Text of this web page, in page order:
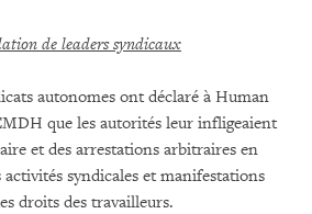
de leaders syndicaux
autonomes ont déclaré à Human
que les autorités leur infligeaient
et des arrestations arbitraires en
syndicales et manifestations
droits des travailleurs.